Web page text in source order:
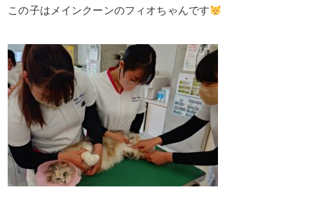
この子はメインクーンのフィオちゃんです